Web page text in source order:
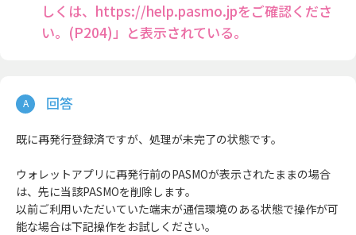
しくは、https://help.pasmo.jpをご確認くださ
い。(P204)」と表示されている。
既に再発行登録済ですが、処理が未完了の状態です。
ウォレットアプリに再発行前のPASMOが表示されたままの場合
は、先に当該PASMOを削除します。
以前ご利用いただいていた端末が通信環境のある状態で操作が可
能な場合は下記操作をお試しください。